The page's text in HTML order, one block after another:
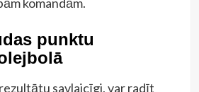
punktu
savlaicīgi, var radīt